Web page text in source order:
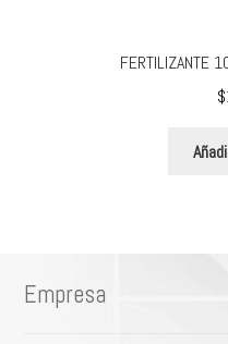
FERTILIZANTE
$
Empresa